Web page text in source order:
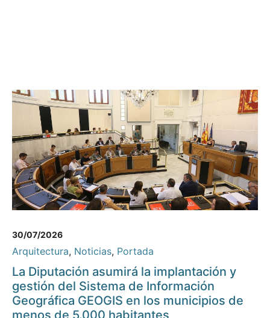
30/07/2026
Arquitectura, Noticias, Portada
La Diputación asumirá la implantación y
gestión del Sistema de Información
Geográfica GEOGIS en los municipios de